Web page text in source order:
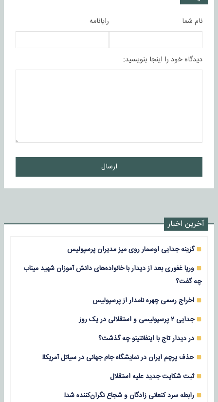
نام شما رایانامه
دیدگاه خود را اینجا بنویسید:
ارسال
آخرین اخبار
گزینه جدایی اوسمار روی میز مدیران پرسپولیس
وریا غفوری بعد از دیدار با خانواده‌های دانش آموزان شهید میناب
چه گفت؟
اخراج رسمی چهره نامدار از پرسپولیس
جدایی ۲ پرسپولیسی و استقلالی در یک روز
در دیدار تاج با اینفانتینو چه گذشت؟
حذف پرچم ایران در نمایشگاه جام جهانی در سیاتل آمریکا!
ثبت شکایت جدید علیه استقلال
رابطه سرد کنعانی زادگان و شجاع نگران‌کننده شد!